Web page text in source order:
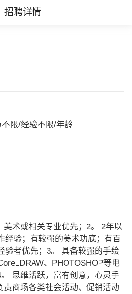
招聘详情
限/经验不限/年龄
美术或相关专业优先；2。 2年以
经验；有较强的美术功底；有百
验者优先；3。 具备较强的手绘
、PHOTOSHOP等电
思维活跃，富有创意，心灵手
责商场各类社会活动、促销活动